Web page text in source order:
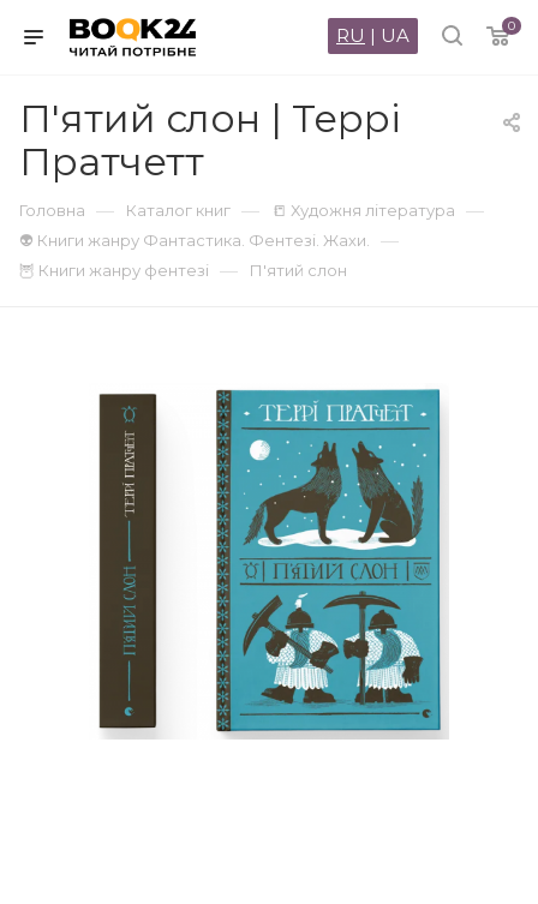
0
RU | UA
П'ятий слон | Террі
Пратчетт
Головна — Каталог книг — 📒 Художня література —
👽 Книги жанру Фантастика. Фентезі. Жахи. —
🦉 Книги жанру фентезі — П'ятий слон